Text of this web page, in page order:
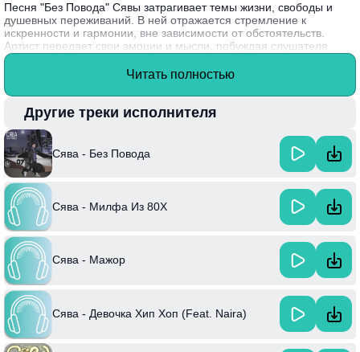
Песня "Без Повода" Сявы затрагивает темы жизни, свободы и
душевных переживаний. В ней отражается стремление к
искренности и гармонии, вне зависимости от обстоятельств.
Артист передает свои эмоции и мысли, побуждая слушателя
задуматься о значимости моментов, которые порой кажутся
незначительными. К качественной музыке добавляется
понятным многим.
Сява начал свою карьеру с публикации треков в Интернете, и его
оригинальный стиль быстро привлек внимание аудитории, что
позволило ему завоевать популярность на российской
музыкальной сцене.
Читать полностью
Другие треки исполнителя
Сява - Без Повода
Сява - Милфа Из 80Х
Сява - Мажор
Сява - Девочка Хип Хоп (Feat. Naira)